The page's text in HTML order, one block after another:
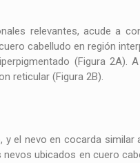
relevantes, acude a
cabelludo en región
(Figura 2A).
reticular (Figura 2B).
el nevo en cocarda
ubicados en cuero